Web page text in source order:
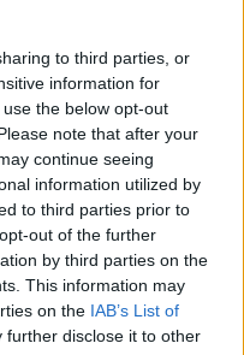
to third parties, or
information for
the below opt-out
note that after your
continue seeing
information utilized by
to third parties prior to
out of the further
by third parties on the
This information may
on the IAB’s List of
further disclose it to other
DEPORTES
campo! ⚽🏈🏀
más adictivas del
pegado a la
a risas puras. 🏆
tu próximo